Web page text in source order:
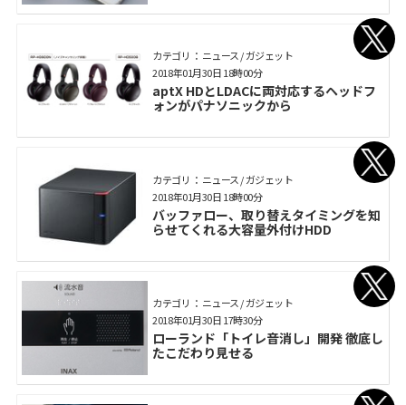
カテゴリ： ニュース / ガジェット
aptX HDとLDACに両対応するヘッドフ
ォンがパナソニックから
2018年01月30日 18時00分
カテゴリ： ニュース / ガジェット
バッファロー、取り替えタイミングを知
らせてくれる大容量外付けHDD
2018年01月30日 18時00分
カテゴリ： ニュース / ガジェット
ローランド「トイレ音消し」開発 徹底し
たこだわり見せる
2018年01月30日 17時30分